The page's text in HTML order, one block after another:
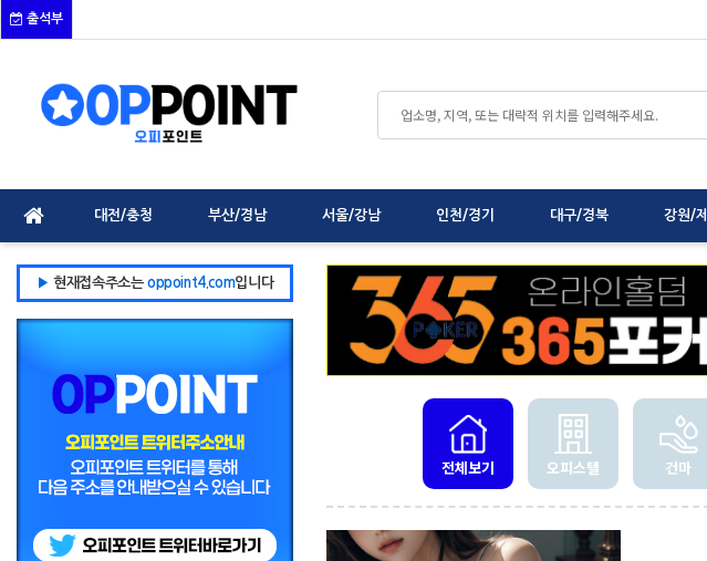
출석부
대전/충청 부산/경남 서울/강남 인천/경기 대구/경북 강원/
전체보기 오피스텔 건마
▶ 현재접속주소는 oppoint4.com입니다